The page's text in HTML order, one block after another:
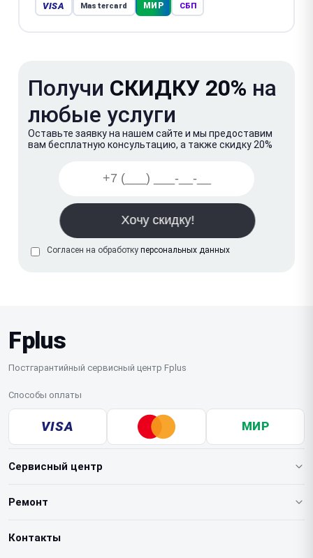
VISA Mastercard МИР СБП
Получи СКИДКУ 20% на
любые услуги
Оставьте заявку на нашем сайте и мы предоставим
вам бесплатную консультацию, а также скидку 20%
Согласен на обработку персональных данных
Fplus
Постгарантийный сервисный центр Fplus
Способы оплаты
VISA МИР
Сервисный центр
О нашем сервисе
Ремонт
Ноутбуков
Контакты